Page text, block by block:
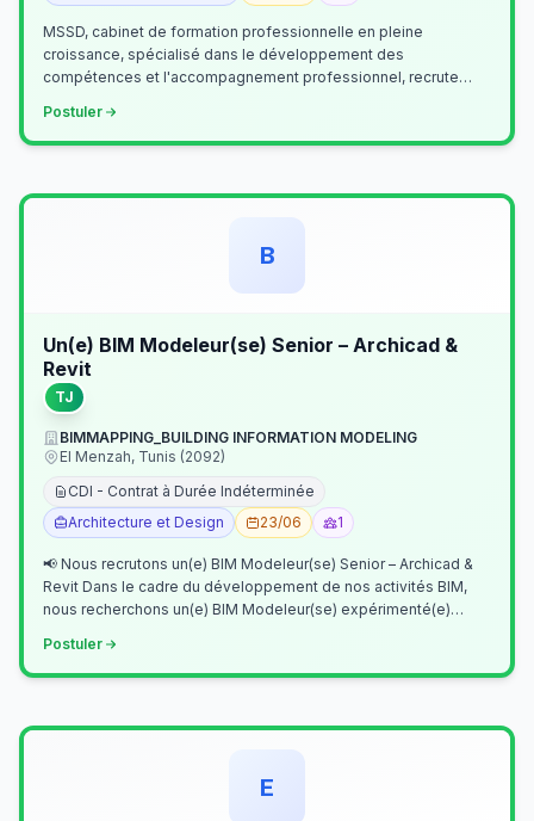
MSSD, cabinet de formation professionnelle en pleine
croissance, spécialisé dans le développement des
compétences et l'accompagnement professionnel, recrute
Postuler
B
Un(e) BIM Modeleur(se) Senior – Archicad &
Revit
TJ
BIMMAPPING_BUILDING INFORMATION MODELING
El Menzah, Tunis (2092)
CDI - Contrat à Durée Indéterminée
Architecture et Design
23/06 1
📢 Nous recrutons un(e) BIM Modeleur(se) Senior – Archicad &
Revit Dans le cadre du développement de nos activités BIM,
nous recherchons un(e) BIM Modeleur(se) expérimenté(e)
Postuler
E